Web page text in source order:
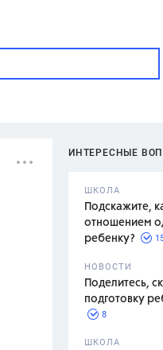
ИНТЕРЕСНЫЕ
ШКОЛА
Подскажите,
отношением
ребенку?
НОВОСТИ
Поделитесь,
подготовку
8
ШКОЛА